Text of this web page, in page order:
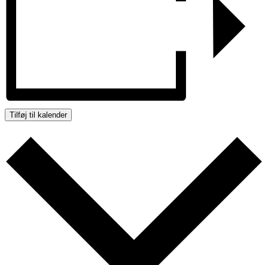
Tilføj til kalender